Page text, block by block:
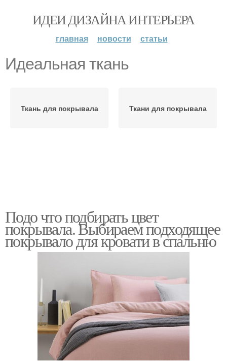
ИДЕИ ДИЗАЙНА ИНТЕРЬЕРА
главная новости статьи
Идеальная ткань
Ткань для покрывала Ткани для покрывала
Подо что подбирать цвет
покрывала. Выбираем подходящее
покрывало для кровати в спальню